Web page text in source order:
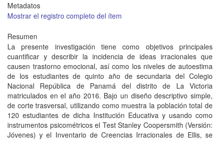
Metadatos
Mostrar el registro completo del ítem
Resumen
La presente investigación tiene como objetivos principales
cuantificar y describir la incidencia de ideas irracionales que
causen trastorno emocional, así como los niveles de autoestima
de los estudiantes de quinto año de secundaria del Colegio
Nacional República de Panamá del distrito de La Victoria
matriculados en el año 2016. Bajo un diseño descriptivo simple,
de corte trasversal, utilizando como muestra la población total de
120 estudiantes de dicha Institución Educativa y usando como
instrumentos psicométricos el Test Stanley Coopersmith (Versión:
Jóvenes) y el Inventario de Creencias Irracionales de Ellis, se